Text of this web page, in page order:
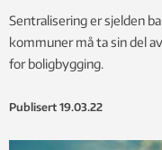
Sentralisering er sjelden
kommuner må ta sin del
for boligbygging.
Publisert 19.03.22